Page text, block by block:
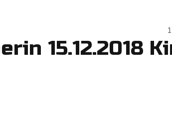
15.12.2018